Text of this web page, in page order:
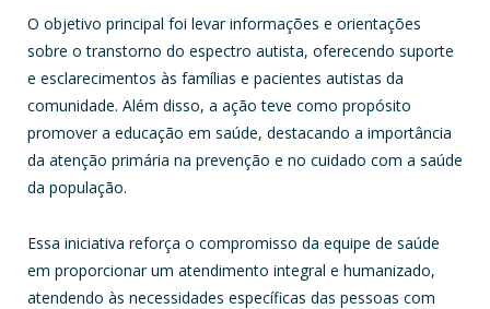
O objetivo principal foi levar informações e orientações
sobre o transtorno do espectro autista, oferecendo suporte
e esclarecimentos às famílias e pacientes autistas da
comunidade. Além disso, a ação teve como propósito
promover a educação em saúde, destacando a importância
da atenção primária na prevenção e no cuidado com a saúde
da população.
Essa iniciativa reforça o compromisso da equipe de saúde
em proporcionar um atendimento integral e humanizado,
atendendo às necessidades específicas das pessoas com